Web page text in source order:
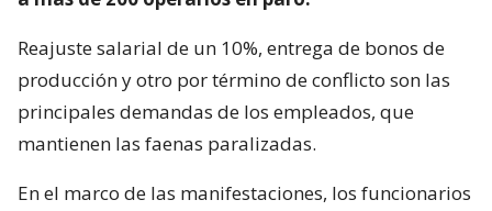
Reajuste salarial de un 10%, entrega de bonos de
producción y otro por término de conflicto son las
principales demandas de los empleados, que
mantienen las faenas paralizadas.
En el marco de las manifestaciones, los funcionarios